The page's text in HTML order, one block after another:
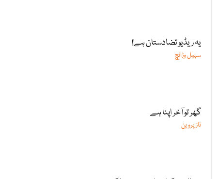
یہ ریڈیو تضادستان ہے!
سہیل وڑائچ
گھر تو آخر اپنا ہے
ناز پروین